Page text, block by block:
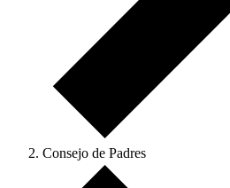
Consejo de Padres